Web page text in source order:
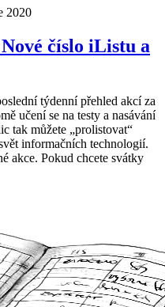
2020
číslo iListu a
týdenní přehled akcí za
učení se na testy a nasávání
tak můžete „prolistovat“
informačních technologií.
akce. Pokud chcete svátky